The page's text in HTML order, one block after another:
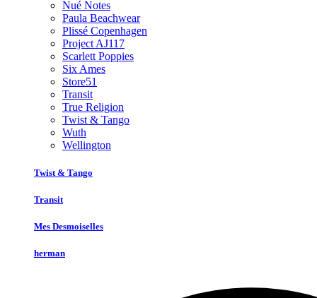
Nué Notes
Paula Beachwear
Plissé Copenhagen
Project AJ117
Scarlett Poppies
Six Ames
Store51
Transit
True Religion
Twist & Tango
Wuth
Wellington
Twist & Tango
Transit
Mes Desmoiselles
herman